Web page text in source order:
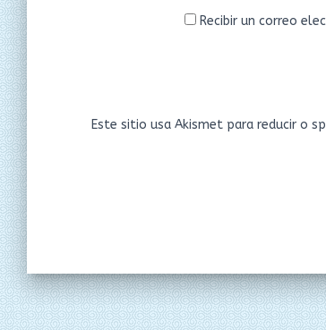
Recibir un correo
Este sitio usa Akismet para reducir o